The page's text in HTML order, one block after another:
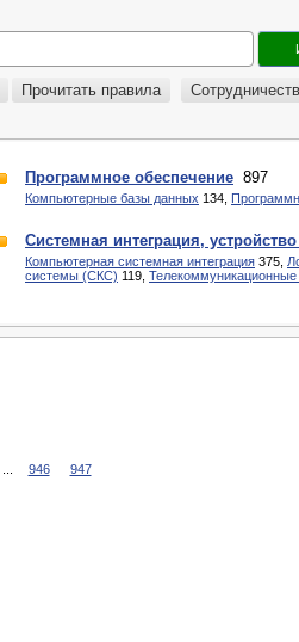
Прочитать правила
Программное обеспечение 897
Компьютерные базы данных 134,
Системная интеграция, устройство
Компьютерная системная интеграция 375,
системы (СКС) 119, Телекоммуникационные
946 947